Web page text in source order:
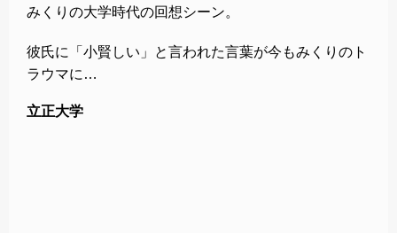
みくりの大学時代の回想シーン。
彼氏に「小賢しい」と言われた言葉が今もみくりのト
ラウマに…
立正大学